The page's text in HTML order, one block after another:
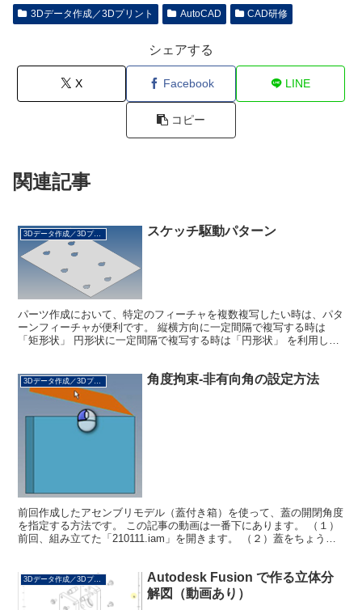
3Dデータ作成／3Dプリント AutoCAD CAD研修
シェアする
X Facebook LINE
コピー
関連記事
3Dデータ作成／3Dプリント スケッチ駆動パターン
パーツ作成において、特定のフィーチャを複数複写したい時は、パタ
ーンフィーチャが便利です。 縦横方向に一定間隔で複写する時は
「矩形状」 円形状に一定間隔で複写する時は「円形状」 を利用しま
3Dデータ作成／3Dプリント 角度拘束-非有向角の設定方法
前回作成したアセンブリモデル（蓋付き箱）を使って、蓋の開閉角度
を指定する方法です。 この記事の動画は一番下にあります。 （１）
前回、組み立てた「210111.iam」を開きます。 （２）蓋をちょうど
3Dデータ作成／3Dプリント
Autodesk Fusion で作る立体分
解図（動画あり）